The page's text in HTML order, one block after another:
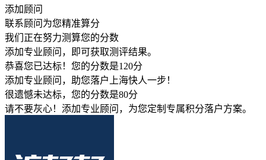
添加顾问
联系顾问为您精准算分
我们正在努力测算您的分数
添加专业顾问，即可获取测评结果。
恭喜您已达标！您的分数是120分
添加专业顾问，助您落户上海快人一步！
很遗憾未达标，您的分数是80分
请不要灰心！添加专业顾问，为您定制专属积分落户方案。